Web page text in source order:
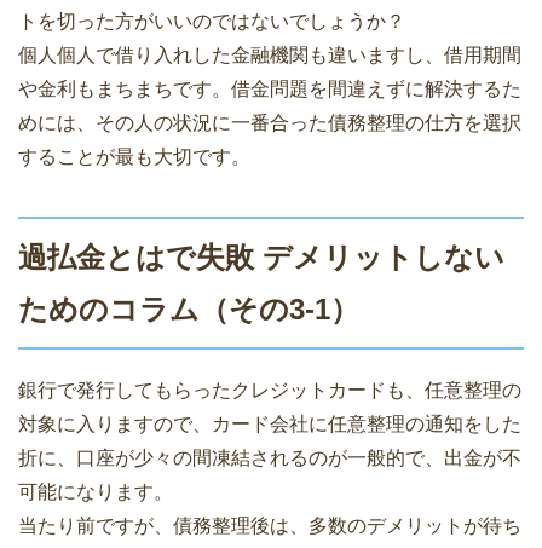
トを切った方がいいのではないでしょうか？
個人個人で借り入れした金融機関も違いますし、借用期間
や金利もまちまちです。借金問題を間違えずに解決するた
めには、その人の状況に一番合った債務整理の仕方を選択
することが最も大切です。
過払金とはで失敗 デメリットしない
ためのコラム（その3-1）
銀行で発行してもらったクレジットカードも、任意整理の
対象に入りますので、カード会社に任意整理の通知をした
折に、口座が少々の間凍結されるのが一般的で、出金が不
可能になります。
当たり前ですが、債務整理後は、多数のデメリットが待ち